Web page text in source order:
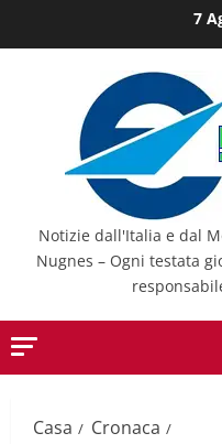
al
7
Notizie dall'Italia e dal
Nugnes – Ogni testata
Casa
Cronaca